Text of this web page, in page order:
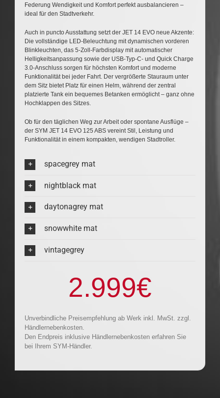
Federung Wendigkeit und Komfort perfekt ausbalancieren –
ideal für den Stadtverkehr.
Auch in puncto Ausstattung setzt der JET 14 EVO neue Akzente:
Die vollständige LED-Beleuchtung mit dynamischen vorderen
Blinkleuchten, das 5-Zoll-Farbdisplay mit automatischer
Helligkeitsanpassung sowie der USB-Typ-C- und Quick Charge
3.0-Anschluss sorgen für höchsten Komfort und moderne
Funktionalität bei jeder Fahrt. Der vergrößerte Stauraum unter
dem Sitz bietet Platz für einen Helm, während der zentral
platzierte Tank ein bequemes Betanken ermöglicht – ganz ohne
Hochklappen des Sitzes.
Ob für den täglichen Weg zur Arbeit oder spontane Ausflüge –
der SYM JET 14 EVO 125 ABS vereint Stil, Leistung und
Funktionalität in einem kompakten, wendigen Stadtroller.
spacegrey mat
nightblack mat
daytonagrey mat
snowwhite mat
vintagegrey
2.999€
Unverbindliche Preisempfehlung ab Werk inkl. MwSt. zzgl.
Händlernebenkosten.
Den Endpreis inklusive Händlernebenkosten erfahren Sie
bei Ihrem SYM-Händler.